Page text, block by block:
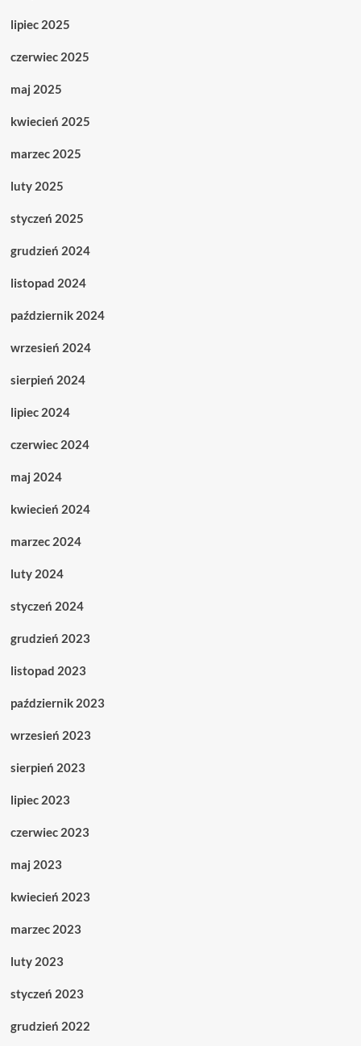
lipiec 2025
czerwiec 2025
maj 2025
kwiecień 2025
marzec 2025
luty 2025
styczeń 2025
grudzień 2024
listopad 2024
październik 2024
wrzesień 2024
sierpień 2024
lipiec 2024
czerwiec 2024
maj 2024
kwiecień 2024
marzec 2024
luty 2024
styczeń 2024
grudzień 2023
listopad 2023
październik 2023
wrzesień 2023
sierpień 2023
lipiec 2023
czerwiec 2023
maj 2023
kwiecień 2023
marzec 2023
luty 2023
styczeń 2023
grudzień 2022